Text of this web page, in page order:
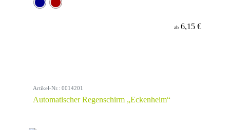
ab 6,15 €
Artikel-Nr.: 0014201
Automatischer Regenschirm „Eckenheim“